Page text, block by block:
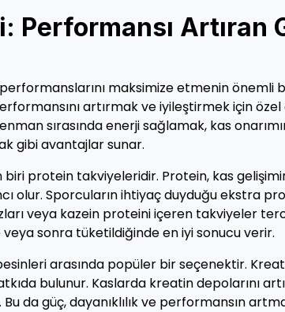
Performansı Artıran
maksimize etmenin önemli
artırmak ve iyileştirmek için
sırasında enerji sağlamak, kas
gibi avantajlar sunar.
biri protein takviyeleridir. Protein, kas
olur. Sporcuların ihtiyaç duyduğu ekstra
veya kazein proteini içeren takviyeler
sonra tüketildiğinde en iyi sonucu verir.
arasında popüler bir seçenektir.
bulunur. Kaslarda kreatin depolarını
da güç, dayanıklılık ve performansın